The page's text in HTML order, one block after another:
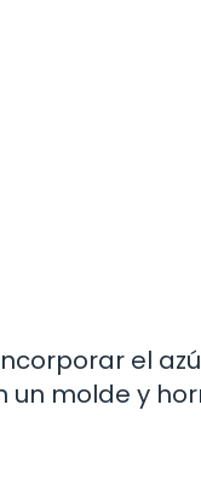
el
molde y